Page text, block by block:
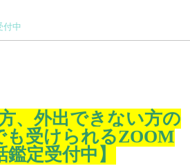
付中
、外出できない方の
も受けられるZOOM
鑑定受付中】